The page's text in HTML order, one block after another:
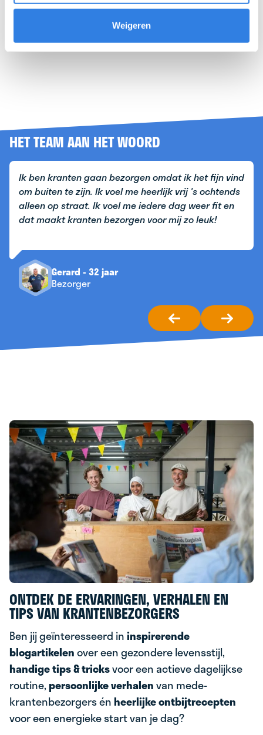
Weigeren
HET TEAM AAN HET WOORD
Ik ben kranten gaan bezorgen omdat ik het fijn vind
om buiten te zijn. Ik voel me heerlijk vrij 's ochtends
alleen op straat. Ik voel me iedere dag weer fit en
dat maakt kranten bezorgen voor mij zo leuk!
Gerard - 32 jaar
Bezorger
ONTDEK DE ERVARINGEN, VERHALEN EN
TIPS VAN KRANTENBEZORGERS
Ben jij geïnteresseerd ininspirerende
blogartikelenover een gezondere levensstijl,
handige tips & tricksvoor een actieve dagelijkse
routine,persoonlijke verhalenvan mede-
krantenbezorgers énheerlijke ontbijtrecepten
voor een energieke start van je dag?